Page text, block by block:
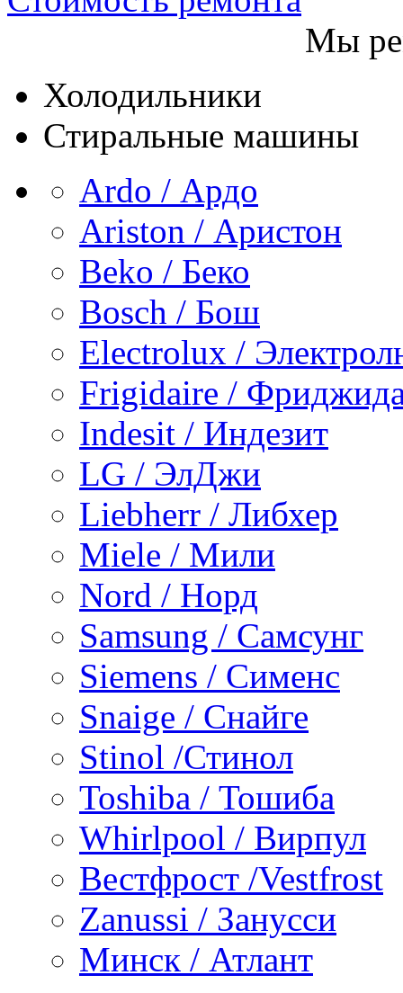
Мы
Холодильники
Стиральные машины
Ardo / Ардо
Ariston / Аристон
Beko / Беко
Bosch / Бош
Electrolux /
Frigidaire /
Indesit / Индезит
LG / ЭлДжи
Liebherr / Либхер
Miele / Мили
Nord / Норд
Samsung / Самсунг
Siemens / Сименс
Snaige / Снайге
Stinol /Стинол
Toshiba / Тошиба
Whirlpool / Вирпул
Вестфрост /Vestfrost
Zanussi / Занусси
Минск / Атлант